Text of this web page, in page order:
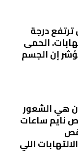
درجة
الحمى
إن الجسم
هي الشعور
نايم ساعات
اللي